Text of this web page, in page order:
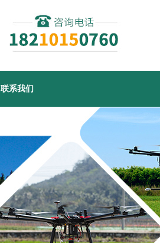
联系我们